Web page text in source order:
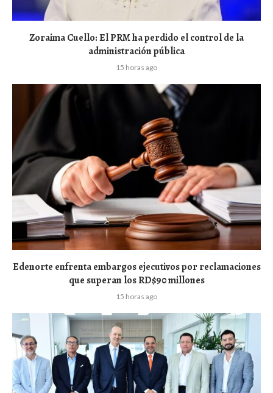
Zoraima Cuello: El PRM ha perdido el control de la
administración pública
15 horas ago
Edenorte enfrenta embargos ejecutivos por reclamaciones
que superan los RD$90 millones
15 horas ago